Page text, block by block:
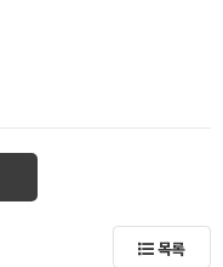
목록